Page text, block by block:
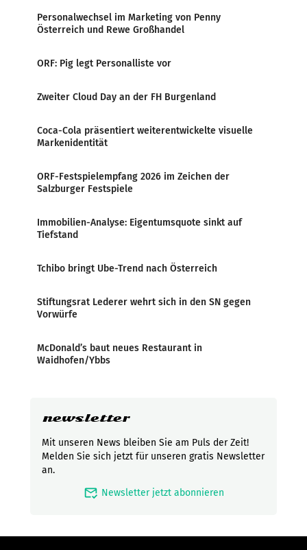
Personalwechsel im Marketing von Penny
Österreich und Rewe Großhandel
ORF: Pig legt Personalliste vor
Zweiter Cloud Day an der FH Burgenland
Coca-Cola präsentiert weiterentwickelte visuelle
Markenidentität
ORF-Festspielempfang 2026 im Zeichen der
Salzburger Festspiele
Immobilien-Analyse: Eigentumsquote sinkt auf
Tiefstand
Tchibo bringt Ube-Trend nach Österreich
Stiftungsrat Lederer wehrt sich in den SN gegen
Vorwürfe
McDonald’s baut neues Restaurant in
Waidhofen/Ybbs
newsletter
Mit unseren News bleiben Sie am Puls der Zeit!
Melden Sie sich jetzt für unseren gratis Newsletter
an.
mark_email_read Newsletter jetzt abonnieren